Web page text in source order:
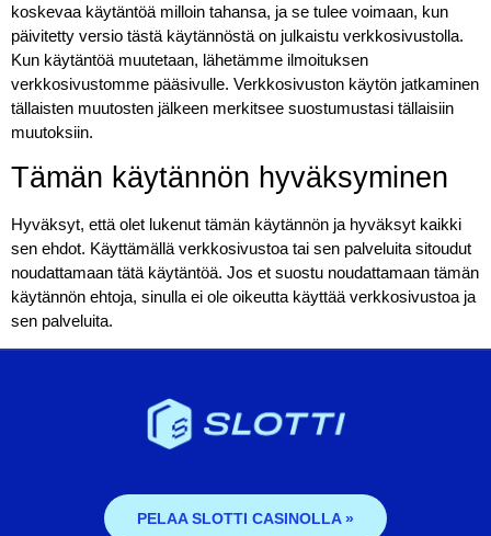
koskevaa käytäntöä milloin tahansa, ja se tulee voimaan, kun
päivitetty versio tästä käytännöstä on julkaistu verkkosivustolla.
Kun käytäntöä muutetaan, lähetämme ilmoituksen
verkkosivustomme pääsivulle. Verkkosivuston käytön jatkaminen
tällaisten muutosten jälkeen merkitsee suostumustasi tällaisiin
muutoksiin.
Tämän käytännön hyväksyminen
Hyväksyt, että olet lukenut tämän käytännön ja hyväksyt kaikki
sen ehdot. Käyttämällä verkkosivustoa tai sen palveluita sitoudut
noudattamaan tätä käytäntöä. Jos et suostu noudattamaan tämän
käytännön ehtoja, sinulla ei ole oikeutta käyttää verkkosivustoa ja
sen palveluita.
PELAA SLOTTI CASINOLLA »